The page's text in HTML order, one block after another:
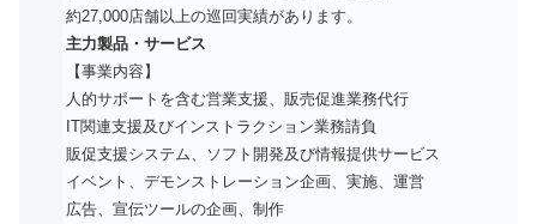
約27,000店舗以上の巡回実績があります。
主力製品・サービス
【事業内容】
人的サポートを含む営業支援、販売促進業務代行
IT関連支援及びインストラクション業務請負
販促支援システム、ソフト開発及び情報提供サービス
イベント、デモンストレーション企画、実施、運営
広告、宣伝ツールの企画、制作